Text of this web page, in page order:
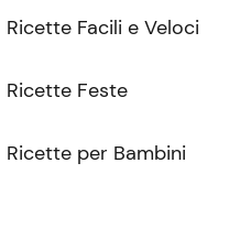
Ricette Facili e Veloci
Ricette Feste
Ricette per Bambini